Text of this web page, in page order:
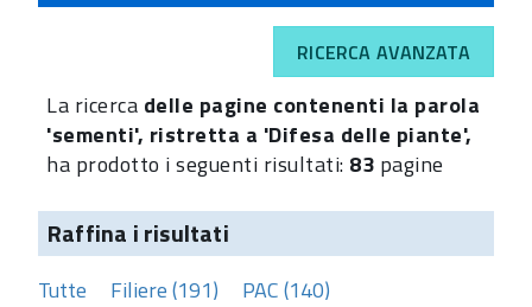
RICERCA AVANZATA
La ricerca delle pagine contenenti la parola
'sementi', ristretta a 'Difesa delle piante',
ha prodotto i seguenti risultati: 83 pagine
Raffina i risultati
Tutte Filiere (191)
PAC (140)